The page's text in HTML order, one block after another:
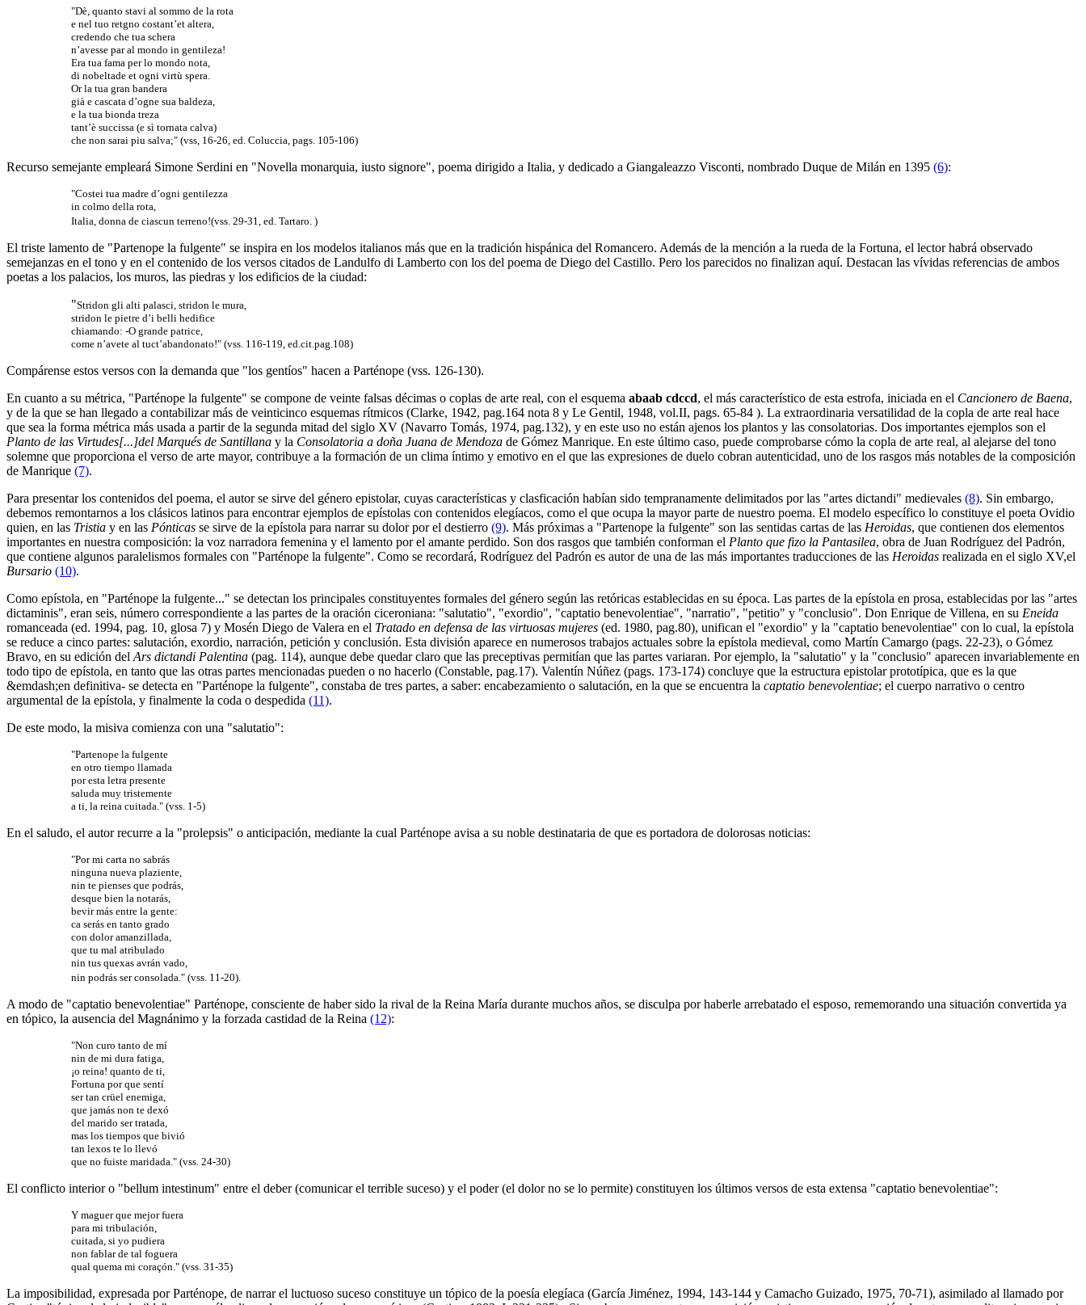
"Dè, quanto stavi al sommo de la rota
e nel tuo retgno costant’et altera,
credendo che tua schera
n’avesse par al mondo in gentileza!
Era tua fama per lo mondo nota,
di nobeltade et ogni virtù spera.
Or la tua gran bandera
già e cascata d’ogne sua baldeza,
e la tua bionda treza
tant’è succissa (e sì tornata calva)
che non sarai piu salva;" (vss, 16-26, ed. Coluccia, pags. 105-106)
Recurso semejante empleará Simone Serdini en "Novella monarquia, iusto signore", poema dirigido a Italia, y dedicado a Giangaleazzo Visconti, nombrado Duque de Milán en 1395 (6):
"Costei tua madre d’ogni gentilezza
in colmo della rota,
Italia, donna de ciascun terreno!(vss. 29-31, ed. Tartaro. )
El triste lamento de "Partenope la fulgente" se inspira en los modelos italianos más que en la tradición hispánica del Romancero. Además de la mención a la rueda de la Fortuna, el lector habrá observado
semejanzas en el tono y en el contenido de los versos citados de Landulfo di Lamberto con los del poema de Diego del Castillo. Pero los parecidos no finalizan aquí. Destacan las vívidas referencias de ambos
poetas a los palacios, los muros, las piedras y los edificios de la ciudad:
"Stridon gli alti palasci, stridon le mura,
stridon le pietre d’i belli hedifice
chiamando: -O grande patrice,
come n’avete al tuct’abandonato!" (vss. 116-119, ed.cit.pag.108)
Compárense estos versos con la demanda que "los gentíos" hacen a Parténope (vss. 126-130).
En cuanto a su métrica, "Parténope la fulgente" se compone de veinte falsas décimas o coplas de arte real, con el esquema abaab cdccd, el más característico de esta estrofa, iniciada en el Cancionero de Baena,
y de la que se han llegado a contabilizar más de veinticinco esquemas rítmicos (Clarke, 1942, pag.164 nota 8 y Le Gentil, 1948, vol.II, pags. 65-84 ). La extraordinaria versatilidad de la copla de arte real hace
que sea la forma métrica más usada a partir de la segunda mitad del siglo XV (Navarro Tomás, 1974, pag.132), y en este uso no están ajenos los plantos y las consolatorias. Dos importantes ejemplos son el
Planto de las Virtudes[...]del Marqués de Santillana y la Consolatoria a doña Juana de Mendoza de Gómez Manrique. En este último caso, puede comprobarse cómo la copla de arte real, al alejarse del tono
solemne que proporciona el verso de arte mayor, contribuye a la formación de un clima íntimo y emotivo en el que las expresiones de duelo cobran autenticidad, uno de los rasgos más notables de la composición
de Manrique (7).
Para presentar los contenidos del poema, el autor se sirve del género epistolar, cuyas características y clasficación habían sido tempranamente delimitados por las "artes dictandi" medievales (8). Sin embargo,
debemos remontarnos a los clásicos latinos para encontrar ejemplos de epístolas con contenidos elegíacos, como el que ocupa la mayor parte de nuestro poema. El modelo específico lo constituye el poeta Ovidio
quien, en las Tristia y en las Pónticas se sirve de la epístola para narrar su dolor por el destierro (9). Más próximas a "Partenope la fulgente" son las sentidas cartas de las Heroidas, que contienen dos elementos
importantes en nuestra composición: la voz narradora femenina y el lamento por el amante perdido. Son dos rasgos que también conforman el Planto que fizo la Pantasilea, obra de Juan Rodríguez del Padrón,
que contiene algunos paralelismos formales con "Parténope la fulgente". Como se recordará, Rodríguez del Padrón es autor de una de las más importantes traducciones de las Heroidas realizada en el siglo XV,el
Bursario (10).
Como epístola, en "Parténope la fulgente..." se detectan los principales constituyentes formales del género según las retóricas establecidas en su época. Las partes de la epístola en prosa, establecidas por las "artes
dictaminis", eran seis, número correspondiente a las partes de la oración ciceroniana: "salutatio", "exordio", "captatio benevolentiae", "narratio", "petitio" y "conclusio". Don Enrique de Villena, en su Eneida
romanceada (ed. 1994, pag. 10, glosa 7) y Mosén Diego de Valera en el Tratado en defensa de las virtuosas mujeres (ed. 1980, pag.80), unifican el "exordio" y la "captatio benevolentiae" con lo cual, la epístola
se reduce a cinco partes: salutación, exordio, narración, petición y conclusión. Esta división aparece en numerosos trabajos actuales sobre la epístola medieval, como Martín Camargo (pags. 22-23), o Gómez
Bravo, en su edición del Ars dictandi Palentina (pag. 114), aunque debe quedar claro que las preceptivas permitían que las partes variaran. Por ejemplo, la "salutatio" y la "conclusio" aparecen invariablemente en
todo tipo de epístola, en tanto que las otras partes mencionadas pueden o no hacerlo (Constable, pag.17). Valentín Núñez (pags. 173-174) concluye que la estructura epistolar prototípica, que es la que
&emdash;en definitiva- se detecta en "Parténope la fulgente", constaba de tres partes, a saber: encabezamiento o salutación, en la que se encuentra la captatio benevolentiae; el cuerpo narrativo o centro
argumental de la epístola, y finalmente la coda o despedida (11).
De este modo, la misiva comienza con una "salutatio":
"Partenope la fulgente
en otro tiempo llamada
por esta letra presente
saluda muy tristemente
a ti, la reina cuitada." (vss. 1-5)
En el saludo, el autor recurre a la "prolepsis" o anticipación, mediante la cual Parténope avisa a su noble destinataria de que es portadora de dolorosas noticias:
"Por mi carta no sabrás
ninguna nueva plaziente,
nin te pienses que podrás,
desque bien la notarás,
bevir más entre la gente:
ca serás en tanto grado
con dolor amanzillada,
que tu mal atribulado
nin tus quexas avrán vado,
nin podrás ser consolada." (vss. 11-20).
A modo de "captatio benevolentiae" Parténope, consciente de haber sido la rival de la Reina María durante muchos años, se disculpa por haberle arrebatado el esposo, rememorando una situación convertida ya
en tópico, la ausencia del Magnánimo y la forzada castidad de la Reina (12):
"Non curo tanto de mí
nin de mi dura fatiga,
¡o reina! quanto de ti,
Fortuna por que sentí
ser tan crüel enemiga,
que jamás non te dexó
del marido ser tratada,
mas los tiempos que bivió
tan lexos te lo llevó
que no fuiste maridada." (vss. 24-30)
El conflicto interior o "bellum intestinum" entre el deber (comunicar el terrible suceso) y el poder (el dolor no se lo permite) constituyen los últimos versos de esta extensa "captatio benevolentiae":
Y maguer que mejor fuera
para mi tribulación,
cuitada, si yo pudiera
non fablar de tal foguera
qual quema mi coraçón." (vss. 31-35)
La imposibilidad, expresada por Parténope, de narrar el luctuoso suceso constituye un tópico de la poesía elegíaca (García Jiménez, 1994, 143-144 y Camacho Guizado, 1975, 70-71), asimilado al llamado por